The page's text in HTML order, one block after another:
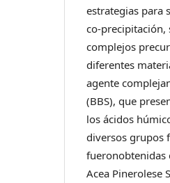
estrategias para
co-
complejos
diferentes
agente
(BBS), que
los ácidos
diversos grupos
fueronobtenidas
Acea Pinerolese